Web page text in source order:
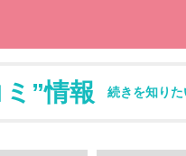
”情報 続きを知り